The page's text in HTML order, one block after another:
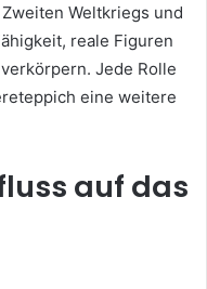
Weltkriegs und
reale Figuren
Jede Rolle
eine weitere
auf das